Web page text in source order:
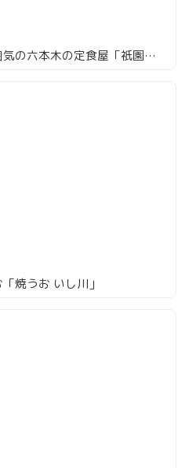
随分昔からありそうな雰囲気の六本木の定食屋「祇園亭」
焼うお いし川」